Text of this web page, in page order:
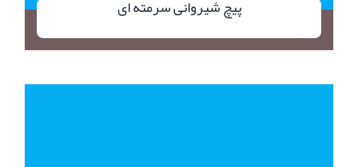
پیچ شیروانی سرمته ای